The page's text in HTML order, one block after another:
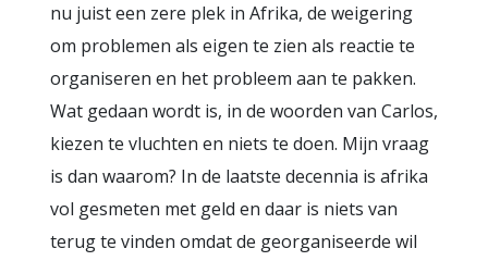
nu juist een zere plek in Afrika, de weigering
om problemen als eigen te zien als reactie te
organiseren en het probleem aan te pakken.
Wat gedaan wordt is, in de woorden van Carlos,
kiezen te vluchten en niets te doen. Mijn vraag
is dan waarom? In de laatste decennia is afrika
vol gesmeten met geld en daar is niets van
terug te vinden omdat de georganiseerde wil